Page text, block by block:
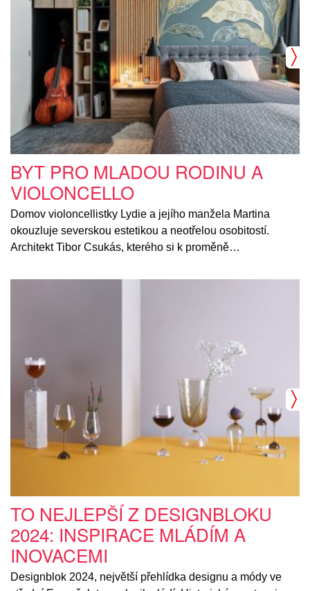
BYT PRO MLADOU RODINU A
VIOLONCELLO
Domov violoncellistky Lydie a jejího manžela Martina
okouzluje severskou estetikou a neotřelou osobitostí.
Architekt Tibor Csukás, kterého si k proměně…
TO NEJLEPŠÍ Z DESIGNBLOKU
2024: INSPIRACE MLÁDÍM A
INOVACEMI
Designblok 2024, největší přehlídka designu a módy ve